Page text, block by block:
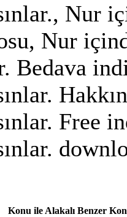
Nur
Nur
Bedava
Free
Konu ile Alakalı Benzer